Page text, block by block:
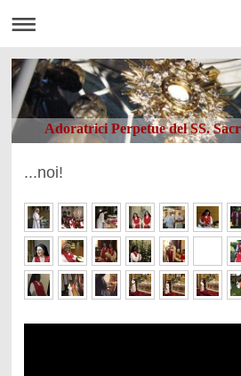
Adoratrici Perpetue del SS.
...noi!